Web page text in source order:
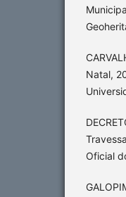
Natal,
Oficial